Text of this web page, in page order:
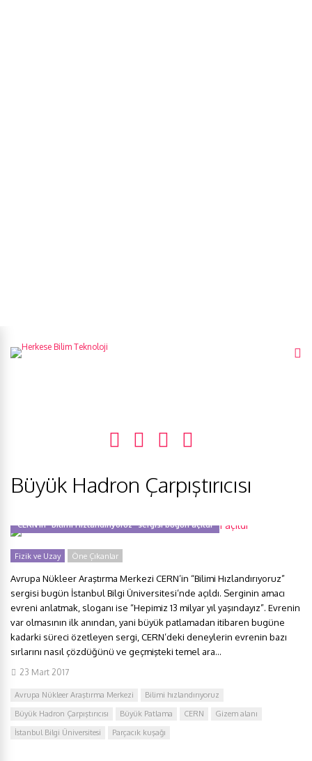
Büyük Hadron Çarpıştırıcısı
CERN’in “Bilimi Hızlandırıyoruz” sergisi bugün açıldı
Fizik ve Uzay Öne Çıkanlar
Avrupa Nükleer Araştırma Merkezi CERN’in “Bilimi Hızlandırıyoruz”
sergisi bugün İstanbul Bilgi Üniversitesi’nde açıldı. Serginin amacı
evreni anlatmak, sloganı ise “Hepimiz 13 milyar yıl yaşındayız”. Evrenin
var olmasının ilk anından, yani büyük patlamadan itibaren bugüne
kadarki süreci özetleyen sergi, CERN’deki deneylerin evrenin bazı
sırlarını nasıl çözdüğünü ve geçmişteki temel ara...
23 Mart 2017
Avrupa Nükleer Araştırma Merkezi
Bilimi hızlandırıyoruz
Büyük Hadron Çarpıştırıcısı
Büyük Patlama CERN
Gizem alanı
İstanbul Bilgi Üniversitesi
Parçacık kuşağı